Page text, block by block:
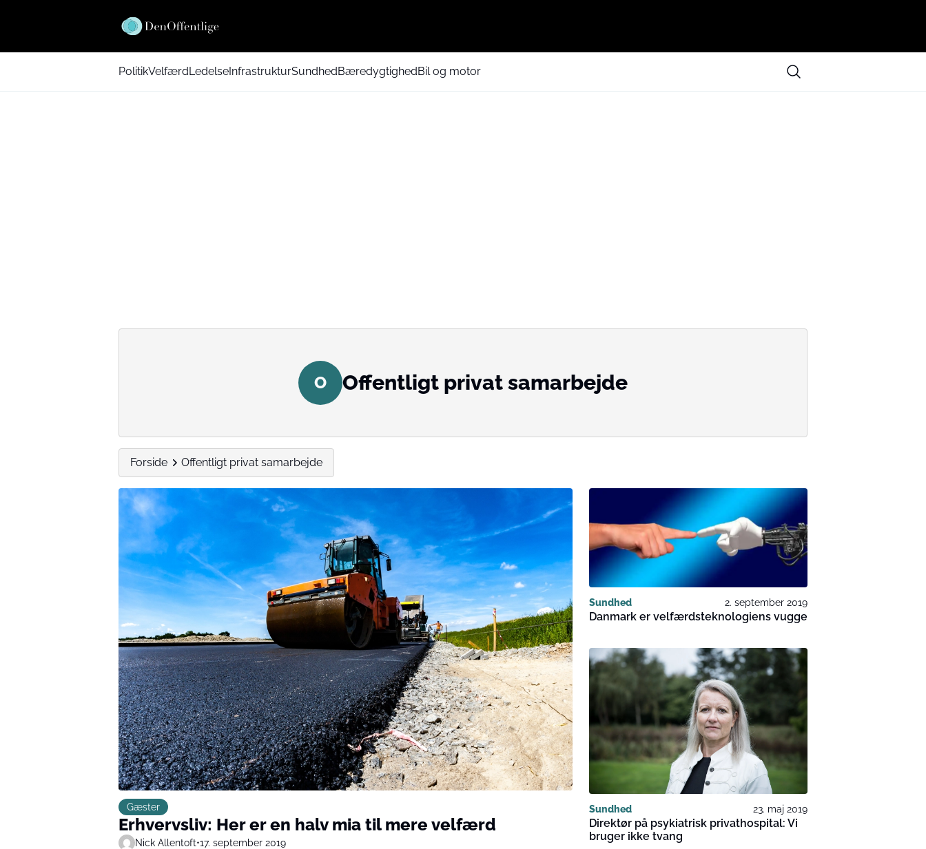
PolitikVelfærdLedelseInfrastrukturSundhedBæredygtighedBil og motor
O Offentligt privat samarbejde
Forside Offentligt privat samarbejde
Gæster
Erhvervsliv: Her er en halv mia til mere velfærd
Nick Allentoft•17. september 2019
Sundhed 2. september 2019
Danmark er velfærdsteknologiens vugge
Sundhed 23. maj 2019
Direktør på psykiatrisk privathospital: Vi
bruger ikke tvang